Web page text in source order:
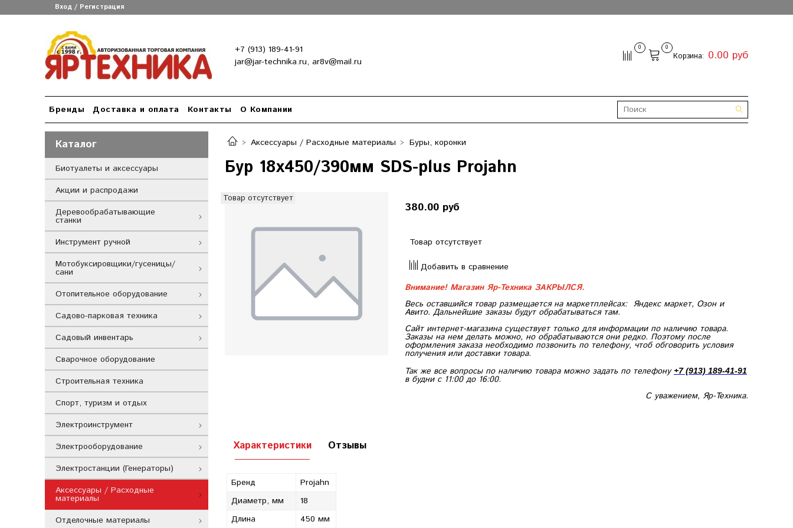
Вход / Регистрация
+7 (913) 189-41-91
jar@jar-technika.ru, ar8v@mail.ru
0 0
Корзина: 0.00 руб
Бренды Доставка и оплата Контакты О Компании
Аксессуары / Расходные материалы Буры, коронки
Бур 18х450/390мм SDS-plus Projahn
Товар отсутствует
380.00 руб
Товар отсутствует
Добавить в сравнение
Внимание! Магазин Яр-Техника ЗАКРЫЛСЯ.
Весь оставшийся товар размещается на маркетплейсах: Яндекс маркет, Озон и
Авито. Дальнейшие заказы будут обрабатываться там.
Сайт интернет-магазина существует только для информации по наличию товара.
Заказы на нем делать можно, но обрабатываются они редко. Поэтому после
оформления заказа необходимо позвонить по телефону, чтоб обговорить условия
получения или доставки товара.
Так же все вопросы по наличию товара можно задать по телефону+7 (913) 189-41-91
в будни с 11:00 до 16:00.
С уважением, Яр-Техника.
Характеристики
Бренд
Projahn
Диаметр, мм
18
Длина
450 мм
Отзывы
Каталог
Биотуалеты и аксессуары
Акции и распродажи
Деревообрабатывающие
станки
Инструмент ручной
Мотобуксировщики/гусеницы/
сани
Отопительное оборудование
Садово-парковая техника
Садовый инвентарь
Сварочное оборудование
Строительная техника
Спорт, туризм и отдых
Электроинструмент
Электрооборудование
Электростанции (Генераторы)
Аксессуары / Расходные
материалы
Отделочные материалы